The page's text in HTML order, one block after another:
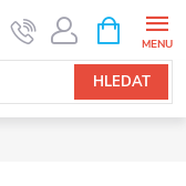
HLEDAT
NÁKUPNÍ
KOŠÍK